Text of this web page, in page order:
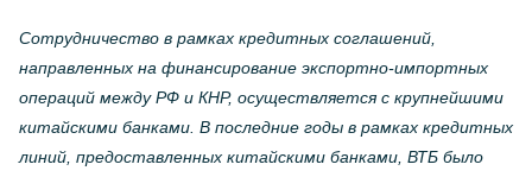
Сотрудничество в рамках кредитных соглашений,
направленных на финансирование экспортно-импортных
операций между РФ и КНР, осуществляется с крупнейшими
китайскими банками. В последние годы в рамках кредитных
линий, предоставленных китайскими банками, ВТБ было